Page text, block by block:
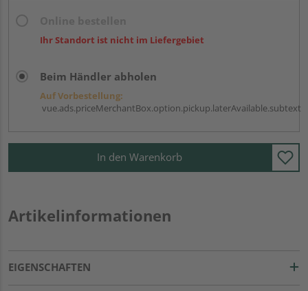
Ihr Standort ist nicht im Liefergebiet
Beim Händler abholen
Auf Vorbestellung:
vue.ads.priceMerchantBox.option.pickup.laterAvailable.subtext
In den Warenkorb
Artikelinformationen
EIGENSCHAFTEN